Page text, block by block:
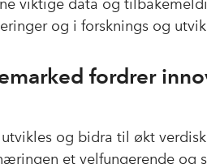
viktige data og
og i forsknings og
fordrer
og bidra til økt
et velfungerende og